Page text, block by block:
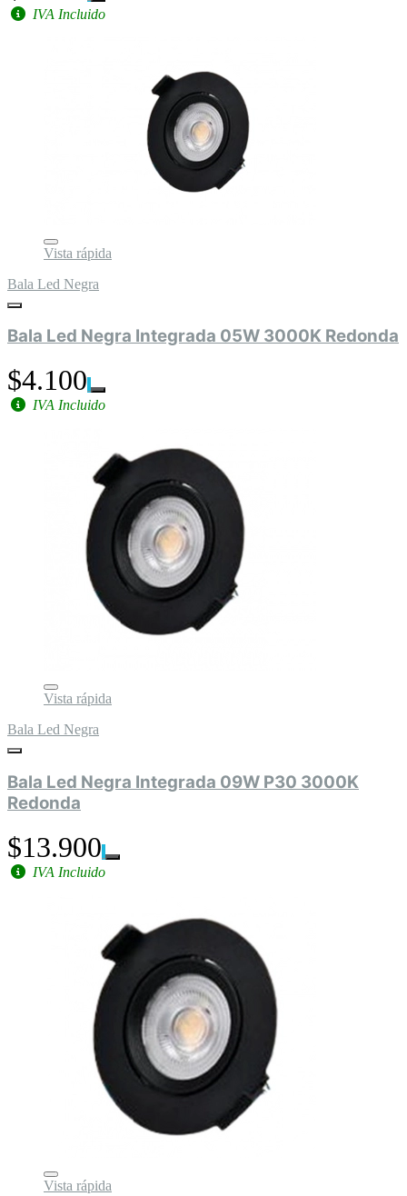
IVA Incluido
Vista rápida
Bala Led Negra
Bala Led Negra Integrada 05W 3000K Redonda
$4.100
IVA Incluido
Vista rápida
Bala Led Negra
Bala Led Negra Integrada 09W P30 3000K
Redonda
$13.900
IVA Incluido
Vista rápida